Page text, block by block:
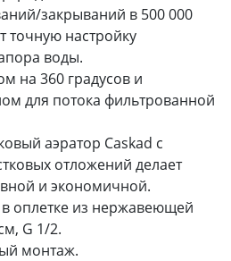
закрываний в 500 000
точную настройку
воды.
на 360 градусов и
для потока фильтрованной
аэратор Caskad с
отложений делает
и экономичной.
оплетке из нержавеющей
G 1/2.
монтаж.